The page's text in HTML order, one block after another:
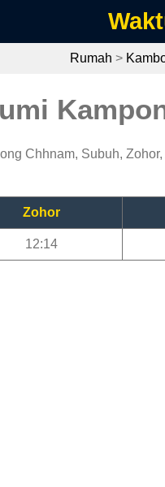
Rumah >
Chhnam, Subuh,
Zohor
12:14